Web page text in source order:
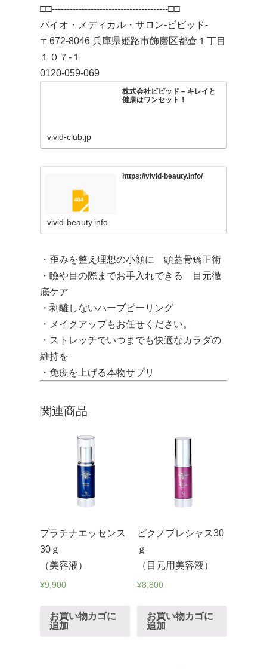
□□---------------------------------------□□
バイオ・メディカル・サロン-ビビッド-
〒672-8046 兵庫県姫路市飾磨区都倉１丁目
１０７-１
0120-059-069
株式会社ビビッド – キレイと
健康はワンセット！
vivid-club.jp
https://vivid-beauty.info/
vivid-beauty.info
・歪みを整え理想の小顔に 頭蓋骨矯正術
・瞼や目の際までお手入れできる 目元徹
底ケア
・剥離しないハーブピーリング
・メイクアップもお任せください。
・ストレッチでいつまでも快適なカラダの
維持を
・免疫を上げる本物サプリ
関連商品
プラチナエッセンス
30ｇ
（美容液）
¥9,900
お買い物カゴに
追加
ピクノプレシャス30
ｇ
（目元用美容液）
¥8,800
お買い物カゴに
追加